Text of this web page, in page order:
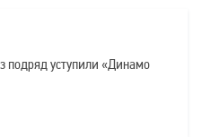
подряд уступили «Динамо